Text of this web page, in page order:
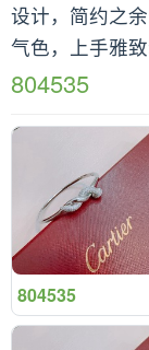
设计，简约之
气色，上手雅
804535
804535